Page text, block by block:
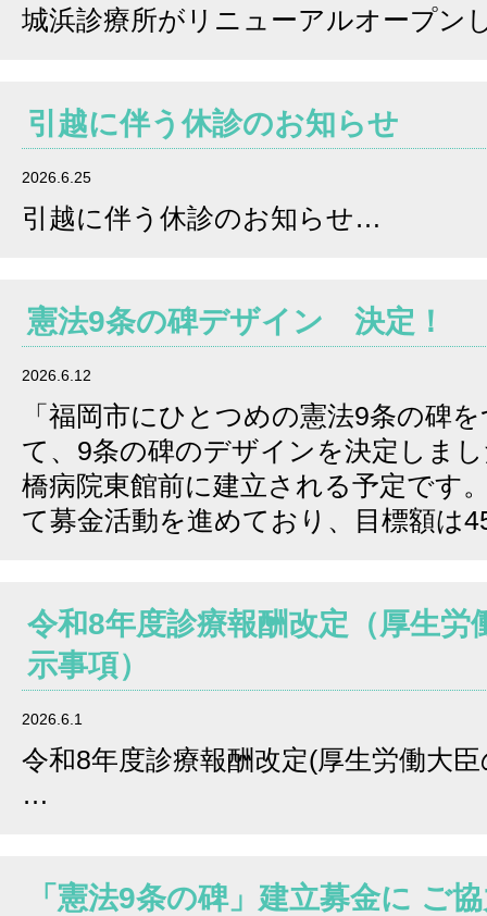
城浜診療所がリニューアルオープン
引越に伴う休診のお知らせ
2026.6.25
引越に伴う休診のお知らせ…
憲法9条の碑デザイン 決定！
2026.6.12
「福岡市にひとつめの憲法9条の碑
て、9条の碑のデザインを決定しま
橋病院東館前に建立される予定です
て募金活動を進めており、目標額は
令和8年度診療報酬改定（厚生労
示事項）
2026.6.1
令和8年度診療報酬改定(厚生労働大
…
「憲法9条の碑」建立募金に ご